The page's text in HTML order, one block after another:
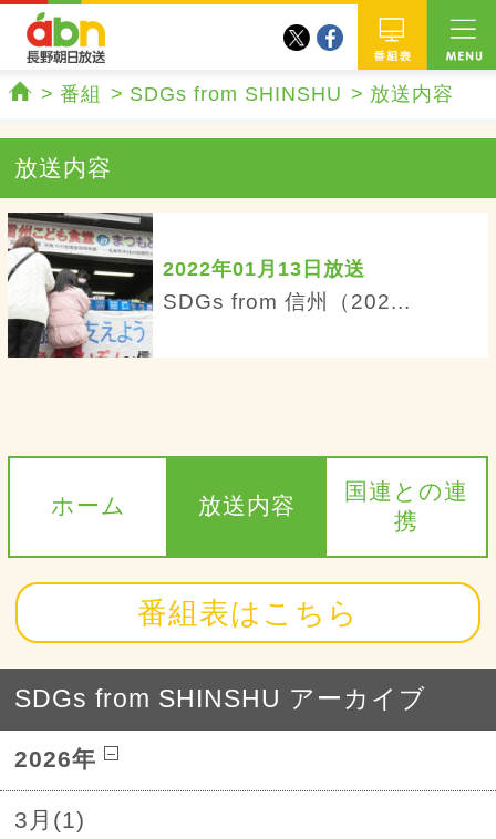
番組
twitterfacebook
番組 SDGs from SHINSHU 放送内容
放送内容
2022年01月13日放送
SDGs from 信州（202...
ホーム 放送内容
国連との連
携
番組表はこちら
SDGs from SHINSHU アーカイブ
2026年
3月(1)